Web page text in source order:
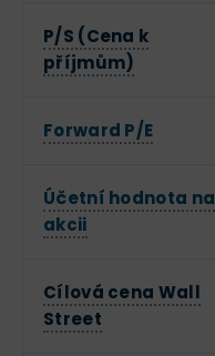
P/S (Cena k
příjmům)
Forward P/E
Účetní hodnota na
akcii
Cílová cena Wall
Street